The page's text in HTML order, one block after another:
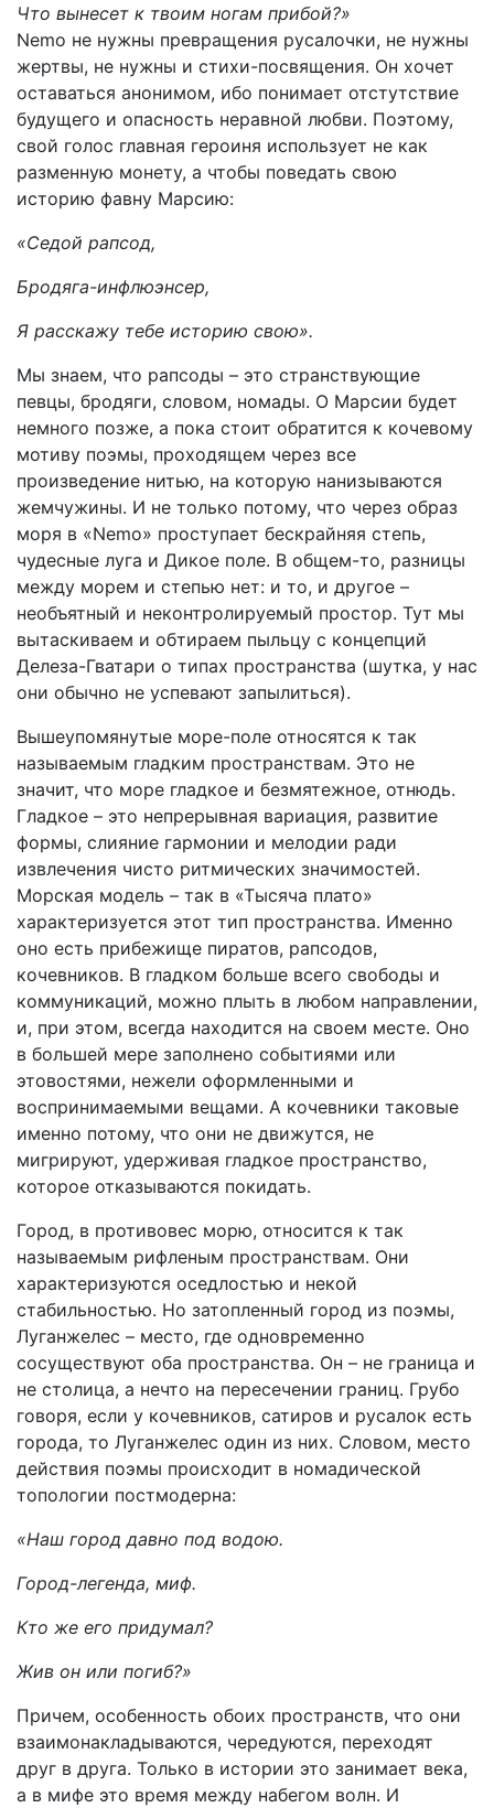
Что вынесет к твоим ногам прибой?»
Nemo не нужны превращения русалочки, не нужны
жертвы, не нужны и стихи-посвящения. Он хочет
оставаться анонимом, ибо понимает отстутствие
будущего и опасность неравной любви. Поэтому,
свой голос главная героиня использует не как
разменную монету, а чтобы поведать свою
историю фавну Марсию:
«Седой рапсод,
Бродяга-инфлюэнсер,
Я расскажу тебе историю свою».
Мы знаем, что рапсоды – это странствующие
певцы, бродяги, словом, номады. О Марсии будет
немного позже, а пока стоит обратится к кочевому
мотиву поэмы, проходящем через все
произведение нитью, на которую нанизываются
жемчужины. И не только потому, что через образ
моря в «Nemo» проступает бескрайняя степь,
чудесные луга и Дикое поле. В общем-то, разницы
между морем и степью нет: и то, и другое –
необъятный и неконтролируемый простор. Тут мы
вытаскиваем и обтираем пыльцу с концепций
Делеза-Гватари о типах пространства (шутка, у нас
они обычно не успевают запылиться).
Вышеупомянутые море-поле относятся к так
называемым гладким пространствам. Это не
значит, что море гладкое и безмятежное, отнюдь.
Гладкое – это непрерывная вариация, развитие
формы, слияние гармонии и мелодии ради
извлечения чисто ритмических значимостей.
Морская модель – так в «Тысяча плато»
характеризуется этот тип пространства. Именно
оно есть прибежище пиратов, рапсодов,
кочевников. В гладком больше всего свободы и
коммуникаций, можно плыть в любом направлении,
и, при этом, всегда находится на своем месте. Оно
в большей мере заполнено событиями или
этовостями, нежели оформленными и
воспринимаемыми вещами. А кочевники таковые
именно потому, что они не движутся, не
мигрируют, удерживая гладкое пространство,
которое отказываются покидать.
Город, в противовес морю, относится к так
называемым рифленым пространствам. Они
характеризуются оседлостью и некой
стабильностью. Но затопленный город из поэмы,
Луганжелес – место, где одновременно
сосуществуют оба пространства. Он – не граница и
не столица, а нечто на пересечении границ. Грубо
говоря, если у кочевников, сатиров и русалок есть
города, то Луганжелес один из них. Словом, место
действия поэмы происходит в номадической
топологии постмодерна:
«Наш город давно под водою.
Город-легенда, миф.
Кто же его придумал?
Жив он или погиб?»
Причем, особенность обоих пространств, что они
взаимонакладываются, чередуются, переходят
друг в друга. Только в истории это занимает века,
а в мифе это время между набегом волн. И